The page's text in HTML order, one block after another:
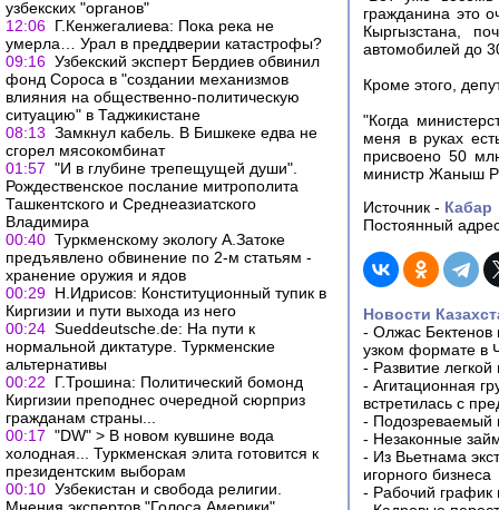
узбекских "органов"
12:06 Г.Кенжегалиева: Пока река не
умерла… Урал в преддверии катастрофы?
09:16 Узбекский эксперт Бердиев обвинил
фонд Сороса в "создании механизмов
влияния на общественно-политическую
ситуацию" в Таджикистане
08:13 Замкнул кабель. В Бишкеке едва не
сгорел мясокомбинат
01:57 "И в глубине трепещущей души".
Рождественское послание митрополита
Ташкентского и Среднеазиатского
Владимира
00:40 Туркменскому экологу А.Затоке
предъявлено обвинение по 2-м статьям -
хранение оружия и ядов
00:29 Н.Идрисов: Конституционный тупик в
Киргизии и пути выхода из него
00:24 Sueddeutsche.de: На пути к
нормальной диктатуре. Туркменские
альтернативы
00:22
Г.Трошина: Политический бомонд
Киргизии преподнес очередной сюрприз
гражданам страны...
00:17 "DW" > В новом кувшине вода
холодная... Туркменcкая элита готовится к
президентским выборам
00:10 Узбекистан и свобода религии.
гражданина это
Кыргызстана,
автомобилей до
Кроме этого,
"Когда
меня в руках
присвоено 50
министр Жаныш
Источник - Кабар
Постоянный
Новости
- Олжас Бектенов
узком формате в
- Развитие
- Агитационная
встретилась с
- Подозреваемый
- Незаконные
- Из Вьетнама
игорного бизнеса
- Рабочий график